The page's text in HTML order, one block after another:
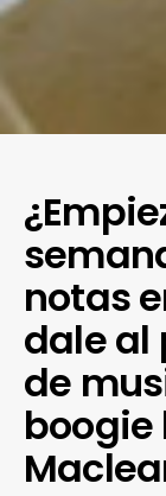
notas
dale al
de
boogie